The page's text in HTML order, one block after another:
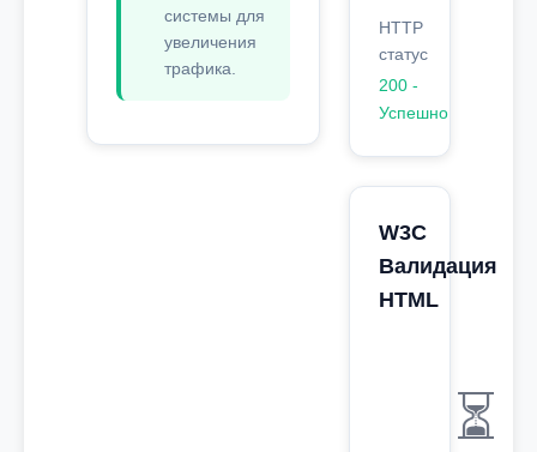
системы для
увеличения
трафика.
HTTP
статус
200 -
Успешно
W3C
Валидация
HTML
⏳